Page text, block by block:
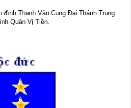
đình Thanh Văn Cung Đại Thánh Trung
Quân Vị Tiền.